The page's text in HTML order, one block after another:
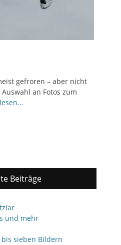
gefroren – aber nicht
an Fotos zum
Beiträge
und mehr
sieben Bildern